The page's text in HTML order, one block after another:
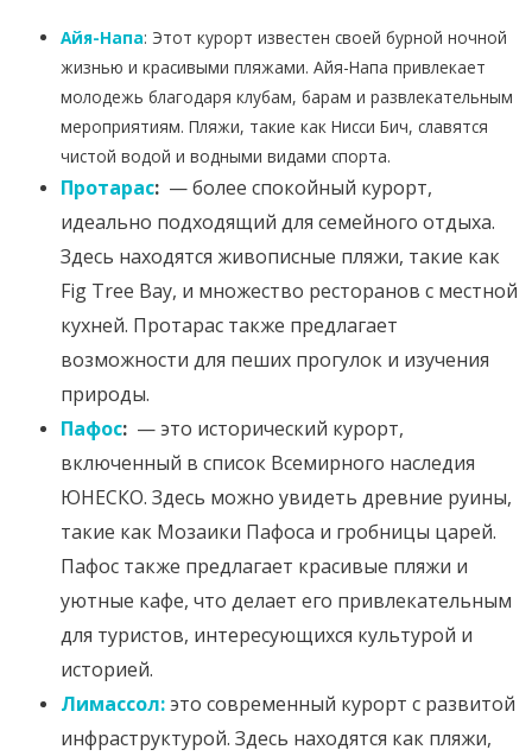
Айя-Напа: Этот курорт известен своей бурной ночной
жизнью и красивыми пляжами. Айя-Напа привлекает
молодежь благодаря клубам, барам и развлекательным
мероприятиям. Пляжи, такие как Нисси Бич, славятся
чистой водой и водными видами спорта.
Протарас: — более спокойный курорт,
идеально подходящий для семейного отдыха.
Здесь находятся живописные пляжи, такие как
Fig Tree Bay, и множество ресторанов с местной
кухней. Протарас также предлагает
возможности для пеших прогулок и изучения
природы.
Пафос: — это исторический курорт,
включенный в список Всемирного наследия
ЮНЕСКО. Здесь можно увидеть древние руины,
такие как Мозаики Пафоса и гробницы царей.
Пафос также предлагает красивые пляжи и
уютные кафе, что делает его привлекательным
для туристов, интересующихся культурой и
историей.
Лимассол:это современный курорт с развитой
инфраструктурой. Здесь находятся как пляжи,